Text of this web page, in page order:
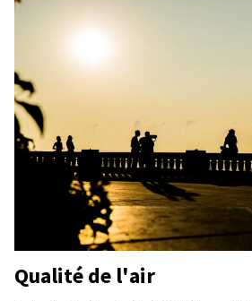
Qualité de l'air